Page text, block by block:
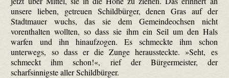
unsere lieben, getreuen Schildbürger, denen Gras auf der
Stadtmauer wuchs, das sie dem Gemeindeochsen nicht
vorenthalten wollten, so dass sie ihm ein Seil um den Hals
warfen und ihn hinaufzogen. Es schmeckte ihm schon
unterwegs, so dass er die Zunge heraus­steckte. »Seht, es
schmeckt ihm schon!«, rief der Bürgermeister, der
scharfsinnigste aller Schildbürger.